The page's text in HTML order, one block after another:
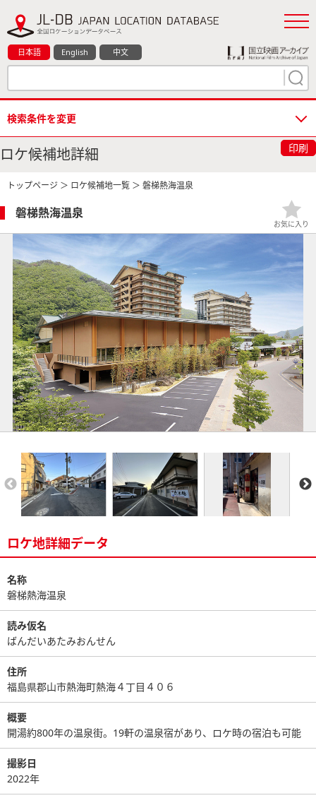
日本語 English 中文
検索条件を変更
ロケ候補地詳細 印刷
トップページ ＞ ロケ候補地一覧 ＞ 磐梯熱海温泉
磐梯熱海温泉
お気に入り
ロケ地詳細データ
名称
磐梯熱海温泉
読み仮名
ばんだいあたみおんせん
住所
福島県郡山市熱海町熱海４丁目４０６
概要
開湯約800年の温泉街。19軒の温泉宿があり、ロケ時の宿泊も可能
撮影日
2022年